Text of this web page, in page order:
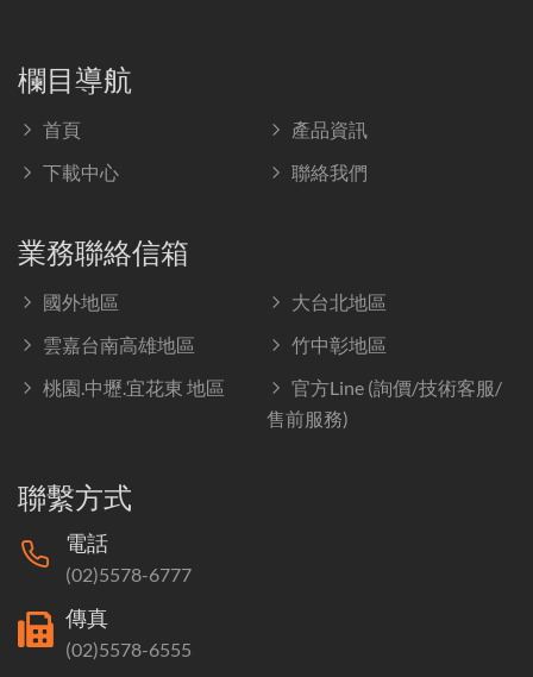
欄目導航
首頁
產品資訊
下載中心
聯絡我們
業務聯絡信箱
國外地區
大台北地區
雲嘉台南高雄地區
竹中彰地區
桃園.中壢.宜花東 地區
官方Line (詢價/技術客服/
售前服務)
聯繫方式
電話
(02)5578-6777
傳真
(02)5578-6555